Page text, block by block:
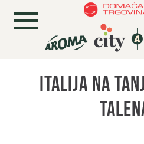
Italija na